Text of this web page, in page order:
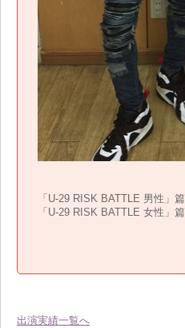
「U-29 RISK BATTLE 男性」篇
「U-29 RISK BATTLE 女性」篇
出演実績一覧へ